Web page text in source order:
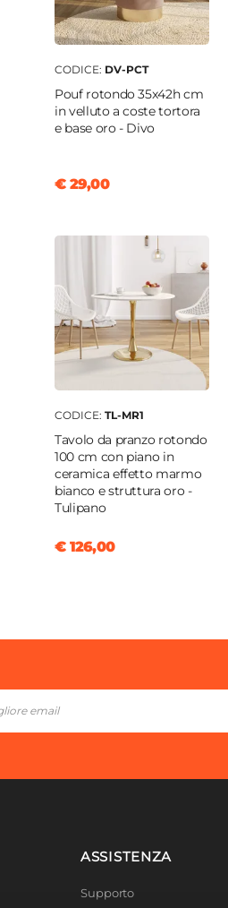
CODICE: DV-PCT
Pouf rotondo 35x42h cm
in velluto a coste tortora
e base oro - Divo
€ 29,00
CODICE: TL-MR1
Tavolo da pranzo rotondo
100 cm con piano in
ceramica effetto marmo
bianco e struttura oro -
Tulipano
€ 126,00
ASSISTENZA
Supporto